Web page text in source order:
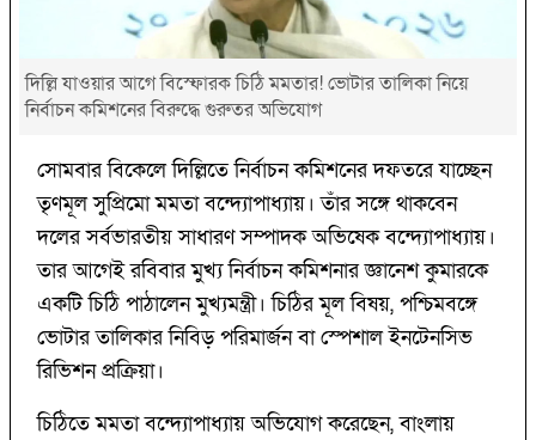
দিল্লি যাওয়ার আগে বিস্ফোরক চিঠি মমতার! ভোটার তালিকা নিয়ে
নির্বাচন কমিশনের বিরুদ্ধে গুরুতর অভিযোগ
সোমবার বিকেলে দিল্লিতে নির্বাচন কমিশনের দফতরে যাচ্ছেন
তৃণমূল সুপ্রিমো মমতা বন্দ্যোপাধ্যায়। তাঁর সঙ্গে থাকবেন
দলের সর্বভারতীয় সাধারণ সম্পাদক অভিষেক বন্দ্যোপাধ্যায়।
তার আগেই রবিবার মুখ্য নির্বাচন কমিশনার জ্ঞানেশ কুমারকে
একটি চিঠি পাঠালেন মুখ্যমন্ত্রী। চিঠির মূল বিষয়, পশ্চিমবঙ্গে
ভোটার তালিকার নিবিড় পরিমার্জন বা স্পেশাল ইনটেনসিভ
রিভিশন প্রক্রিয়া।
চিঠিতে মমতা বন্দ্যোপাধ্যায় অভিযোগ করেছেন, বাংলায়